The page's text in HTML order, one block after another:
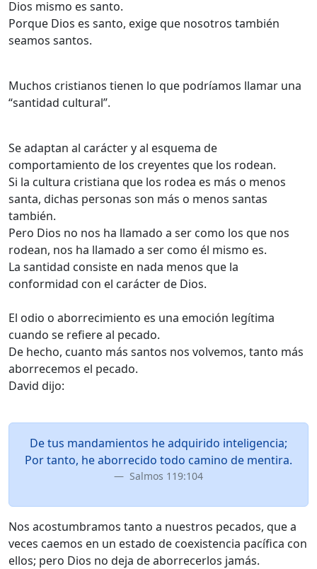
Dios mismo es santo.
Porque Dios es santo, exige que nosotros también
seamos santos.
Muchos cristianos tienen lo que podríamos llamar una
“santidad cultural”.
Se adaptan al carácter y al esquema de
comportamiento de los creyentes que los rodean.
Si la cultura cristiana que los rodea es más o menos
santa, dichas personas son más o menos santas
también.
Pero Dios no nos ha llamado a ser como los que nos
rodean, nos ha llamado a ser como él mismo es.
La santidad consiste en nada menos que la
conformidad con el carácter de Dios.
El odio o aborrecimiento es una emoción legítima
cuando se refiere al pecado.
De hecho, cuanto más santos nos volvemos, tanto más
aborrecemos el pecado.
David dijo:
De tus mandamientos he adquirido inteligencia;
Por tanto, he aborrecido todo camino de mentira.
Salmos 119:104
Nos acostumbramos tanto a nuestros pecados, que a
veces caemos en un estado de coexistencia pacífica con
ellos; pero Dios no deja de aborrecerlos jamás.